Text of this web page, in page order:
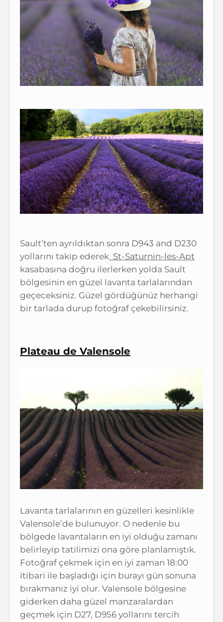
Sault’ten ayrıldıktan sonra D943 and D230
yollarını takip ederek St-Saturnin-les-Apt
kasabasına doğru ilerlerken yolda Sault
bölgesinin en güzel lavanta tarlalarından
geçeceksiniz. Güzel gördüğünüz herhangi
bir tarlada durup fotoğraf çekebilirsiniz.
Plateau de Valensole
Lavanta tarlalarının en güzelleri kesinlikle
Valensole’de bulunuyor. O nedenle bu
bölgede lavantaların en iyi olduğu zamanı
belirleyip tatilimizi ona göre planlamıştık.
Fotoğraf çekmek için en iyi zaman 18:00
itibari ile başladığı için burayı gün sonuna
bırakmanız iyi olur. Valensole bölgesine
giderken daha güzel manzaralardan
geçmek için D27, D956 yollarını tercih